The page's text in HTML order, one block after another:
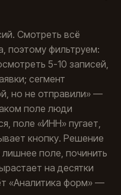
Смотреть всё
поэтому фильтруем:
5-10 записей,
сегмент
но не отправили» —
поле люди
поле «ИНН» пугает,
кнопку. Решение
поле, починить
на десятки
«Аналитика форм» —